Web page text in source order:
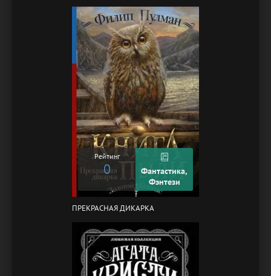
Рейтинг
0
Фантастика,
Фэнтези
ПРЕКРАСНАЯ ДИКАРКА